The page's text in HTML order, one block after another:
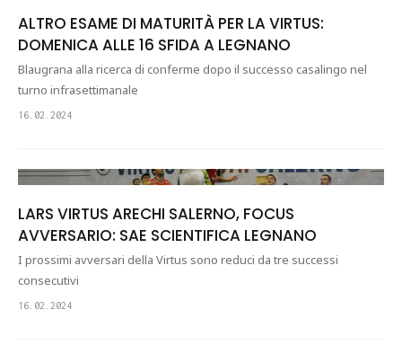
ALTRO ESAME DI MATURITÀ PER LA VIRTUS:
DOMENICA ALLE 16 SFIDA A LEGNANO
Blaugrana alla ricerca di conferme dopo il successo casalingo nel
turno infrasettimanale
16.02.2024
LARS VIRTUS ARECHI SALERNO, FOCUS
AVVERSARIO: SAE SCIENTIFICA LEGNANO
I prossimi avversari della Virtus sono reduci da tre successi
consecutivi
16.02.2024